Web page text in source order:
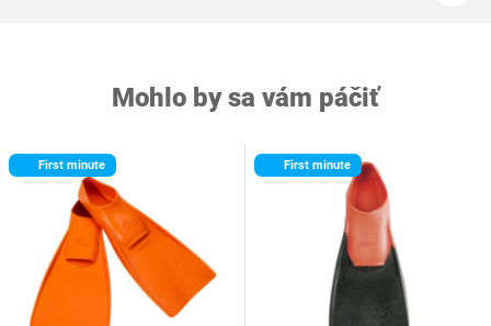
Mohlo by sa vám páčiť
First minute First minute